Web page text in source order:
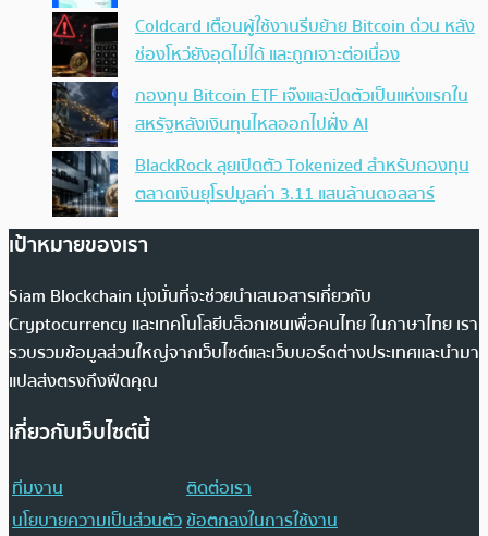
Coldcard เตือนผู้ใช้งานรีบย้าย Bitcoin ด่วน หลัง
ช่องโหว่ยังอุดไม่ได้ และถูกเจาะต่อเนื่อง
กองทุน Bitcoin ETF เจ๊งและปิดตัวเป็นแห่งแรกใน
สหรัฐหลังเงินทุนไหลออกไปฝั่ง AI
BlackRock ลุยเปิดตัว Tokenized สำหรับกองทุน
ตลาดเงินยุโรปมูลค่า 3.11 แสนล้านดอลลาร์
เป้าหมายของเรา
Siam Blockchain มุ่งมั่นที่จะช่วยนำเสนอสารเกี่ยวกับ
Cryptocurrency และเทคโนโลยีบล็อกเชนเพื่อคนไทย ในภาษาไทย เรา
รวบรวมข้อมูลส่วนใหญ่จากเว็บไซต์และเว็บบอร์ดต่างประเทศและนำมา
แปลส่งตรงถึงฟีดคุณ
เกี่ยวกับเว็บไซต์นี้
ทีมงาน
ติดต่อเรา
นโยบายความเป็นส่วนตัวข้อตกลงในการใช้งาน